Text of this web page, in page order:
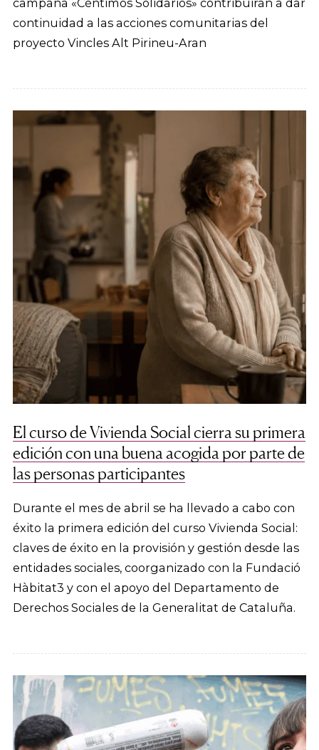
continuidad a las acciones comunitarias del
proyecto Vincles Alt Pirineu-Aran
El curso de Vivienda Social cierra su primera
edición con una buena acogida por parte de
las personas participantes
Durante el mes de abril se ha llevado a cabo con
éxito la primera edición del curso Vivienda Social:
claves de éxito en la provisión y gestión desde las
entidades sociales, coorganizado con la Fundació
Hàbitat3 y con el apoyo del Departamento de
Derechos Sociales de la Generalitat de Cataluña.